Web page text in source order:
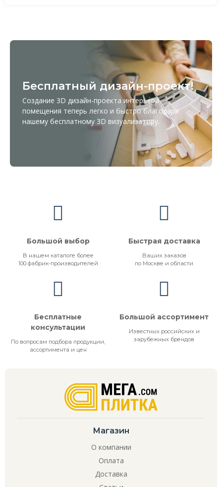
Бесплатный дизайн-проект!
Создание 3D дизайн-проекта интерьера
помещения теперь легко и быстро благодаря
нашему бесплатному 3D визуализатору.
Большой выбор
В нашем каталоге более
100 фабрик-производителей
Быстрая доставка
Ваших заказов
по Москве и области
Бесплатные
консультации
По вопросам подбора продукции,
ассортимента и цен
Большой ассортимент
Известных российских и
зарубежных брендов
Магазин
О компании
Оплата
Доставка